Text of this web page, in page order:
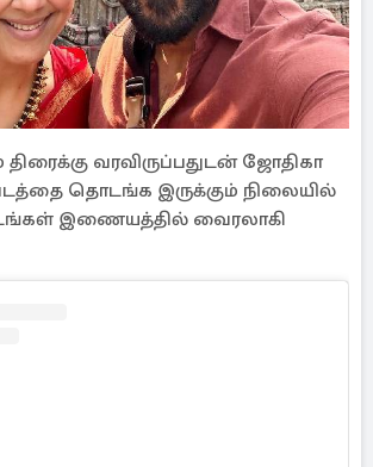
திரைக்கு வரவிருப்பதுடன் ஜோதிகா
தொடங்க இருக்கும் நிலையில்
இணையத்தில் வைரலாகி